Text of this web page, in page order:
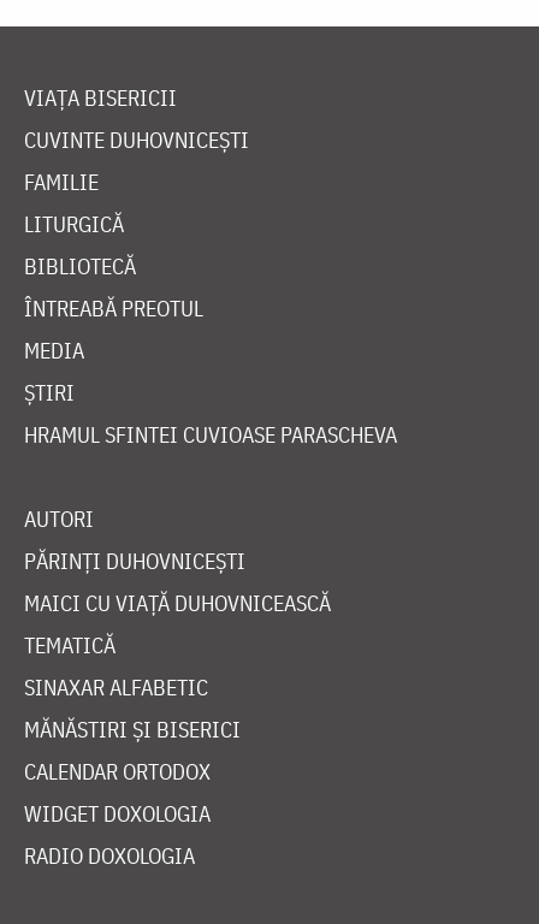
VIAȚA BISERICII
CUVINTE DUHOVNICEȘTI
FAMILIE
LITURGICĂ
BIBLIOTECĂ
ÎNTREABĂ PREOTUL
MEDIA
ȘTIRI
HRAMUL SFINTEI CUVIOASE PARASCHEVA
AUTORI
PĂRINȚI DUHOVNICEȘTI
MAICI CU VIAȚĂ DUHOVNICEASCĂ
TEMATICĂ
SINAXAR ALFABETIC
MĂNĂSTIRI ȘI BISERICI
CALENDAR ORTODOX
WIDGET DOXOLOGIA
RADIO DOXOLOGIA